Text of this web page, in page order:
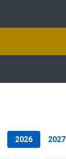
2026 2027